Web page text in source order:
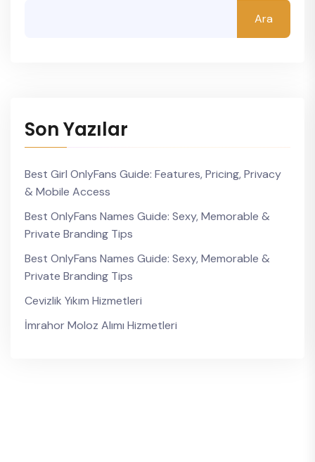
Ara
Son Yazılar
Best Girl OnlyFans Guide: Features, Pricing, Privacy
& Mobile Access
Best OnlyFans Names Guide: Sexy, Memorable &
Private Branding Tips
Best OnlyFans Names Guide: Sexy, Memorable &
Private Branding Tips
Cevizlik Yıkım Hizmetleri
İmrahor Moloz Alımı Hizmetleri